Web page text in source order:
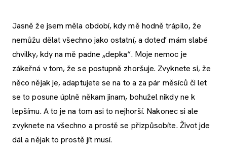
Jasně že jsem měla období, kdy mě hodně trápilo, že
nemůžu dělat všechno jako ostatní, a doteď mám slabé
chvilky, kdy na mě padne „depka“. Moje nemoc je
zákeřná v tom, že se postupně zhoršuje. Zvyknete si, že
něco nějak je, adaptujete se na to a za pár měsíců či let
se to posune úplně někam jinam, bohužel nikdy ne k
lepšímu. A to je na tom asi to nejhorší. Nakonec si ale
zvyknete na všechno a prostě se přizpůsobíte. Život jde
dál a nějak to prostě jít musí.